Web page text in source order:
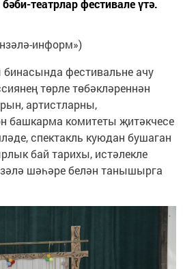
театрлар фестивале үтә.
информ»)
бинасында фестивальне ачу
төрле төбәкләреннән
артистларны,
башкарма комитеты җитәкчесе
спектакль куюдан бушаган
бай тарихы, истәлекле
шәһәре белән танышырга